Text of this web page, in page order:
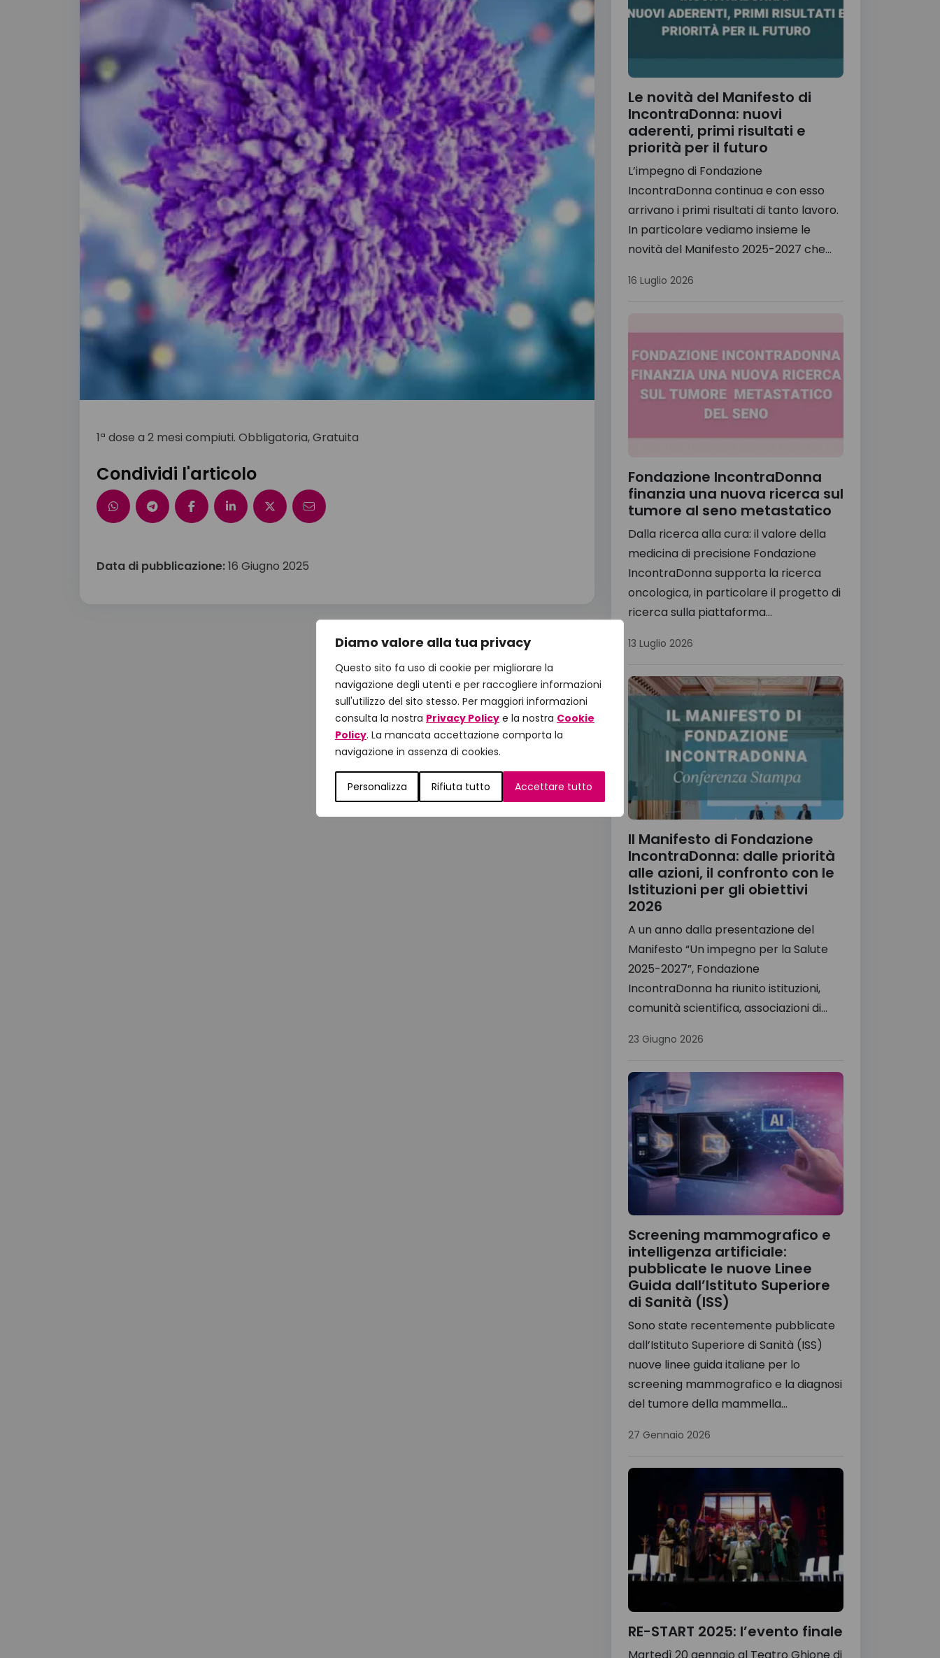
Diamo valore alla tua privacy
Questo sito fa uso di cookie per migliorare la
navigazione degli utenti e per raccogliere informazioni
sull'utilizzo del sito stesso. Per maggiori informazioni
consulta la nostra Privacy Policy e la nostra Cookie
Policy. La mancata accettazione comporta la
navigazione in assenza di cookies.
Personalizza Rifiuta tutto Accettare tutto
1ª dose a 2 mesi compiuti. Obbligatoria, Gratuita
Condividi l'articolo
Data di pubblicazione:16 Giugno 2025
Le novità del Manifesto di
IncontraDonna: nuovi
aderenti, primi risultati e
priorità per il futuro
L’impegno di Fondazione
IncontraDonna continua e con esso
arrivano i primi risultati di tanto lavoro.
In particolare vediamo insieme le
novità del Manifesto 2025-2027 che...
16 Luglio 2026
Fondazione IncontraDonna
finanzia una nuova ricerca sul
tumore al seno metastatico
Dalla ricerca alla cura: il valore della
medicina di precisione Fondazione
IncontraDonna supporta la ricerca
oncologica, in particolare il progetto di
ricerca sulla piattaforma...
13 Luglio 2026
Il Manifesto di Fondazione
IncontraDonna: dalle priorità
alle azioni, il confronto con le
Istituzioni per gli obiettivi
2026
A un anno dalla presentazione del
Manifesto “Un impegno per la Salute
2025-2027”, Fondazione
IncontraDonna ha riunito istituzioni,
comunità scientifica, associazioni di...
23 Giugno 2026
Screening mammografico e
intelligenza artificiale:
pubblicate le nuove Linee
Guida dall’Istituto Superiore
di Sanità (ISS)
Sono state recentemente pubblicate
dall’Istituto Superiore di Sanità (ISS)
nuove linee guida italiane per lo
screening mammografico e la diagnosi
del tumore della mammella...
27 Gennaio 2026
RE-START 2025: l’evento finale
Martedì 20 gennaio al Teatro Ghione di